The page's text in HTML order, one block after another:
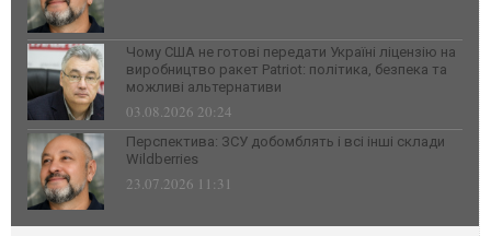
Чому США не готові передати Україні ліцензію на
виробництво ракет Patriot: політика, безпека та
можливі альтернативи
03.08.2026 20:24
Перспектива: ЗСУ добомблять і всі інші склади
Wildberries
23.07.2026 11:31